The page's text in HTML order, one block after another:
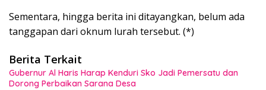
Sementara, hingga berita ini ditayangkan, belum ada
tanggapan dari oknum lurah tersebut. (*)
Berita Terkait
Gubernur Al Haris Harap Kenduri Sko Jadi Pemersatu dan
Dorong Perbaikan Sarana Desa